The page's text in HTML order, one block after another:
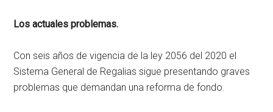
Los actuales problemas.
Con seis años de vigencia de la ley 2056 del 2020 el
Sistema General de Regalias sigue presentando graves
problemas que demandan una reforma de fondo.